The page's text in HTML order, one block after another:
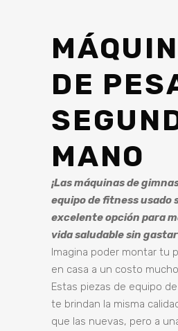
DE
MANO
¡Las máquinas de
equipo de fitness usado
excelente opción para
vida saludable sin
Imagina poder montar tu
en casa a un costo
Estas piezas de equipo
te brindan la misma
que las nuevas, pero a